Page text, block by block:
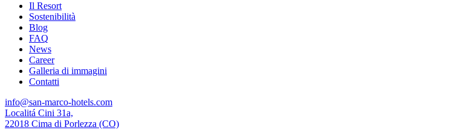
Il Resort
Sostenibilità
Blog
FAQ
News
Career
Galleria di immagini
Contatti
info@san-marco-hotels.com
Localitá Cini 31a,
22018 Cima di Porlezza (CO)